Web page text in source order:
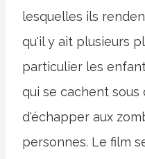
lesquelles ils
qu'il y ait plusieurs
particulier les
qui se cachent sous
d'échapper aux
personnes. Le film